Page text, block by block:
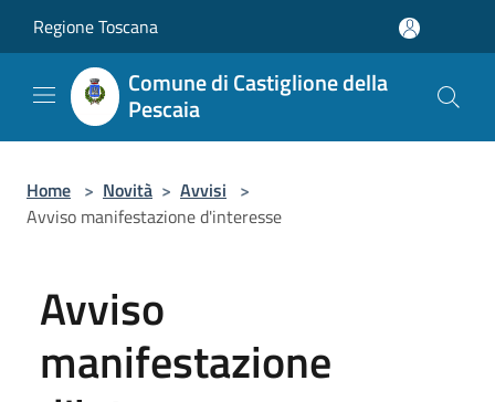
Regione Toscana
Comune di Castiglione della
Pescaia
Home > Novità > Avvisi >
Avviso manifestazione d'interesse
Avviso
manifestazione